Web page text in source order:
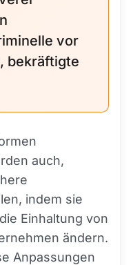
vor
bekräftigte
auch,
indem sie
Einhaltung von
ändern.
Anpassungen